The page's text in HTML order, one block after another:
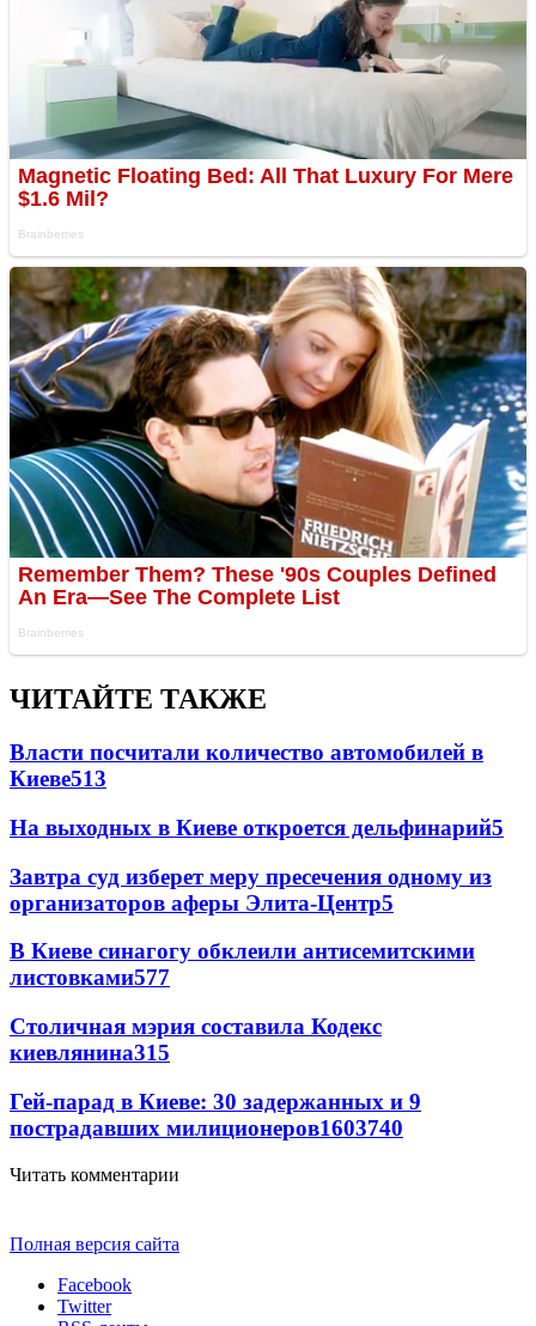
ЧИТАЙТЕ ТАКЖЕ
Власти посчитали количество автомобилей в
Киеве513
На выходных в Киеве откроется дельфинарий5
Завтра суд изберет меру пресечения одному из
организаторов аферы Элита-Центр5
В Киеве синагогу обклеили антисемитскими
листовками577
Столичная мэрия составила Кодекс
киевлянина315
Гей-парад в Киеве: 30 задержанных и 9
пострадавших милиционеров1603740
Читать комментарии
Полная версия сайта
Facebook
Twitter